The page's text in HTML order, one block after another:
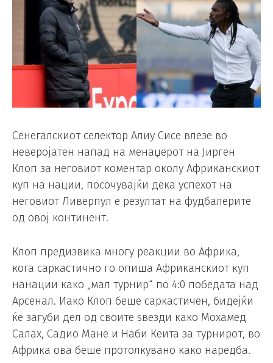
Сенегалскиот селектор Алиу Сисе влезе во
неверојатен напад на менаџерот на Јирген
Клоп за неговиот коментар околу Африканскиот
куп на нации, посочувајќи дека успехот на
неговиот Ливерпул е резултат на фудбалерите
од овој континент.
Клоп предизвика многу реакции во Африка,
кога саркастично го опиша Африканскиот куп
нанации како „мал турнир“ по 4:0 победата над
Арсенал. Иако Клоп беше саркастичен, бидејќи
ќе загуби дел од своите ѕвезди како Мохамед
Салах, Садио Мане и Наби Кеита за турнирот, во
Африка ова беше протолкувано како наредба.